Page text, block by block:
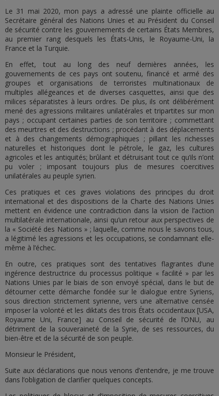
Le 31 mai 2020, mon pays a adressé une plainte officielle au
Secrétaire général des Nations Unies et au Président du Conseil
de sécurité contre les gouvernements de certains États Membres,
au premier rang desquels les États-Unis, le Royaume-Uni, la
France et la Turquie.
En effet, tout au long des neuf dernières années, les
gouvernements de ces pays ont soutenu, financé et armé des
groupes et organisations de terroristes multinationaux de
multiples allégeances et de diverses casquettes, ainsi que des
milices séparatistes à leurs ordres. De plus, ils ont délibérément
mené des agressions militaires unilatérales et tripartites sur mon
pays ; occupant certaines parties de son territoire ; commettant
des meurtres et des destructions ; procédant à des déplacements
et à des changements démographiques ; pillant les richesses
naturelles et historiques dont le pétrole, le gaz, les cultures
agricoles et les antiquités; brûlant et détruisant tout ce qu’ils n’ont
pu voler ; imposant toujours plus de mesures coercitives
unilatérales au peuple syrien.
Ces pratiques et ces graves violations des principes du droit
international et des dispositions de la Charte des Nations Unies
mettent en évidence une contradiction dans la vision de l’action
multilatérale internationale, ainsi qu’un retour aux perspectives de
la « Société des Nations » ; laquelle, comme nous le savons tous,
a légitimé les agressions et les occupations, se condamnant elle-
même à l’échec.
En outre, ces pratiques sont des tentatives flagrantes d’une
ingérence destructrice du processus politique « facilité » par les
Nations Unies par le biais de son envoyé spécial, dans le but de
détourner cette démarche fondée sur le dialogue entre Syriens,
sous direction strictement syrienne, vers une alternative censée
imposer la volonté et les diktats des trois États occidentaux [USA,
Royaume Uni, France] au Conseil de sécurité de l’ONU, au
détriment de la souveraineté de la Syrie, de ses ressources, du
bien-être et de la sécurité de son peuple.
Monsieur le Président,
Suite aux déclarations que nous venons d’entendre, je me trouve
dans l’obligation de clarifier quelques concepts.